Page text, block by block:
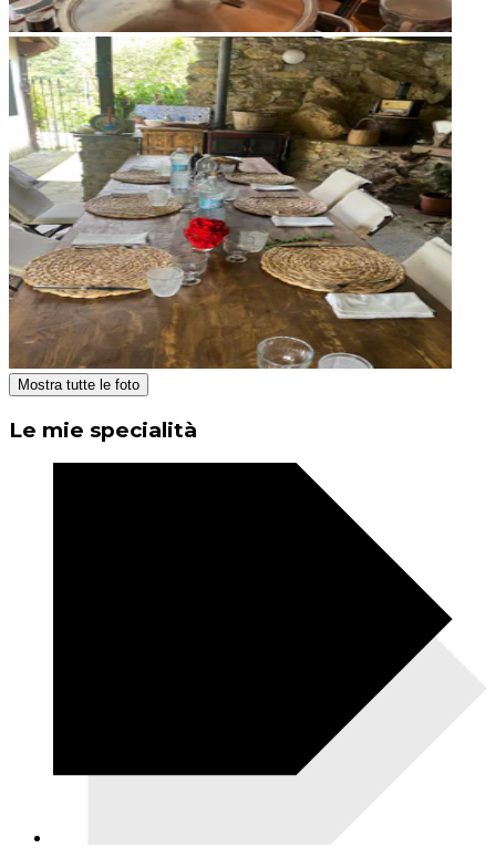
Mostra tutte le foto
Le mie specialità